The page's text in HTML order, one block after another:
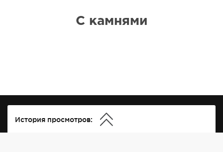
С камнями
История просмотров: